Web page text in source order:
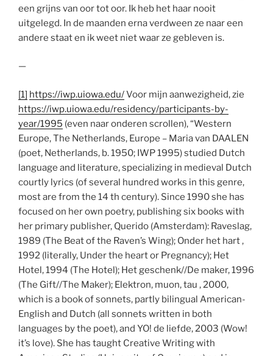
een grijns van oor tot oor. Ik heb het haar nooit
uitgelegd. In de maanden erna verdween ze naar een
andere staat en ik weet niet waar ze gebleven is.
—
[1] https://iwp.uiowa.edu/Voor mijn aanwezigheid, zie
https://iwp.uiowa.edu/residency/participants-by-
year/1995 (even naar onderen scrollen), “Western
Europe, The Netherlands, Europe – Maria van DAALEN
(poet, Netherlands, b. 1950; IWP 1995) studied Dutch
language and literature, specializing in medieval Dutch
courtly lyrics (of several hundred works in this genre,
most are from the 14 th century). Since 1990 she has
focused on her own poetry, publishing six books with
her primary publisher, Querido (Amsterdam): Raveslag,
1989 (The Beat of the Raven’s Wing); Onder het hart ,
1992 (literally, Under the heart or Pregnancy); Het
Hotel, 1994 (The Hotel); Het geschenk//De maker, 1996
(The Gift//The Maker); Elektron, muon, tau , 2000,
which is a book of sonnets, partly bilingual American-
English and Dutch (all sonnets written in both
languages by the poet), and YO! de liefde, 2003 (Wow!
it’s love). She has taught Creative Writing with